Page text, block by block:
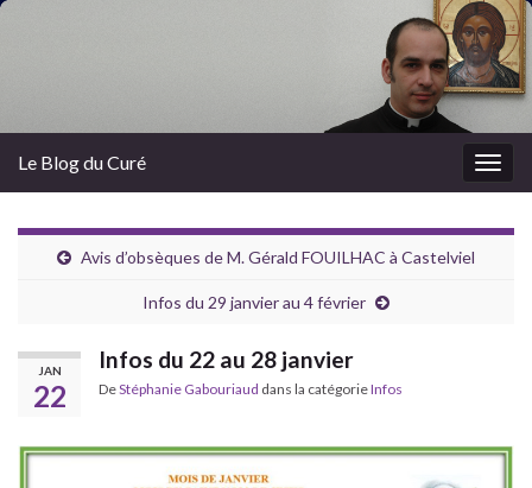
Le Blog du Curé
Avis d’obsèques de M. Gérald FOUILHAC à Castelviel
Infos du 29 janvier au 4 février
JAN
22
Infos du 22 au 28 janvier
DeStéphanie Gabouriaud dans la catégorieInfos